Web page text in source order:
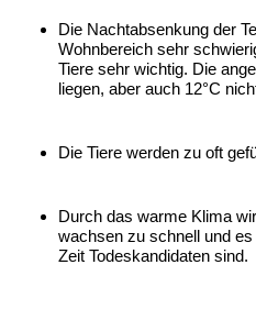
Die Nachtabsenkung der
Wohnbereich sehr
Tiere sehr wichtig. Die
liegen, aber auch 12°C
Die Tiere werden zu oft
Durch das warme Klima
wachsen zu schnell und
Zeit Todeskandidaten sind.